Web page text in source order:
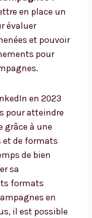
en place un
évaluer
et pouvoir
pour
en 2023
pour atteindre
grâce à une
de formats
de bien
sa
formats
en
il est possible